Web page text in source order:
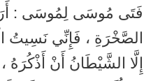
فَتَى مُوسَى لِمُوسَى :
الصَّخْرَةِ ، فَإِنِّي نَسِيتُ
إِلَّا الشَّيْطَانُ أَنْ